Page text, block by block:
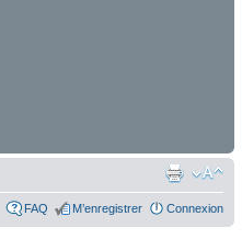
FAQ M’enregistrer Connexion